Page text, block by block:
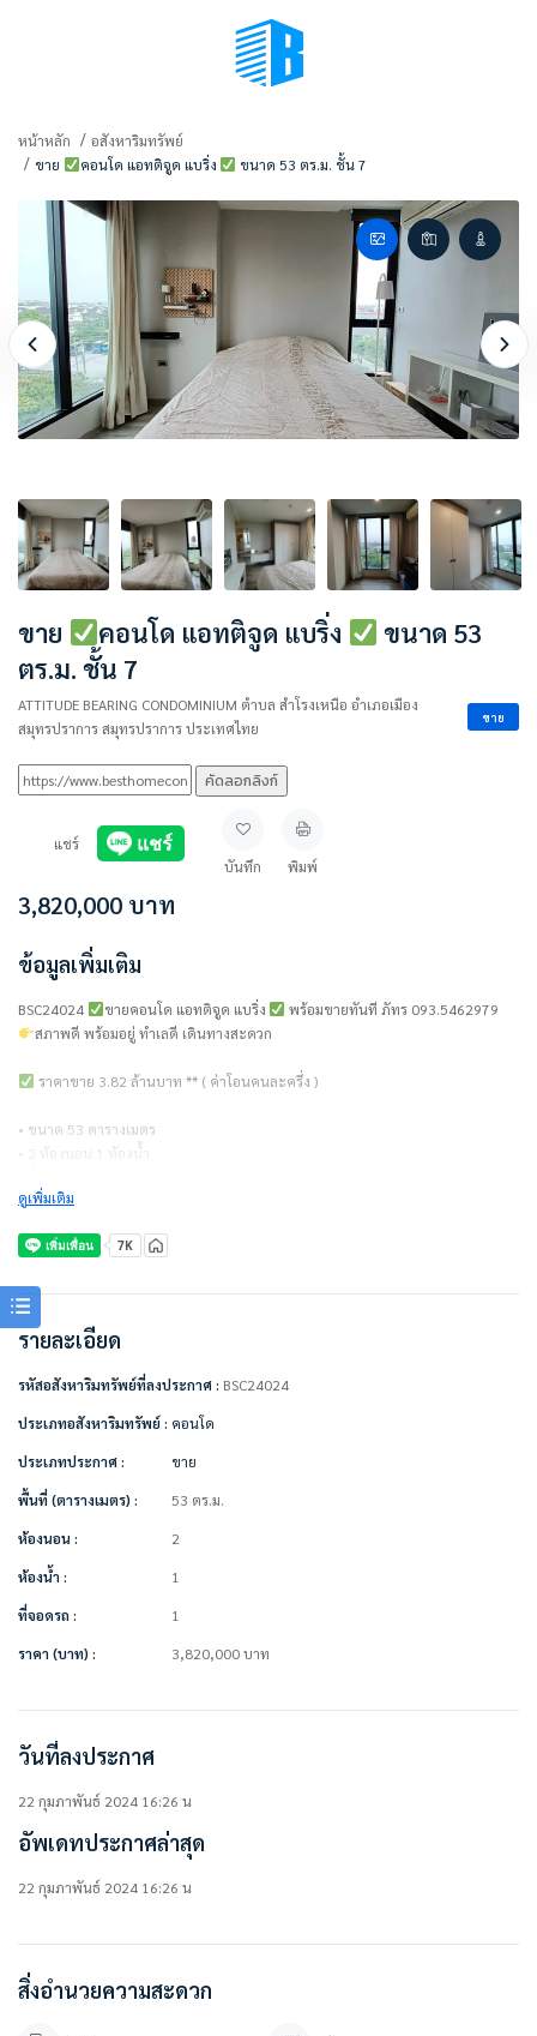
(เลือกมุมมอง)
หน้าหลัก
อสังหาริมทรัพย์
ขาย
คอนโด แอทติจูด แบริ่ง ขนาด 53 ตร.ม. ชั้น 7
ขาย คอนโด แอทติจูด แบริ่ง
ขนาด 53
ตร.ม. ชั้น 7
ATTITUDE BEARING CONDOMINIUM ตำบล สำโรงเหนือ อำเภอเมือง
สมุทรปราการ สมุทรปราการ ประเทศไทย
ขาย
คัดลอกลิงก์
แชร์
บันทึก
พิมพ์
3,820,000 บาท
ข้อมูลเพิ่มเติม
BSC24024 ขายคอนโด แอทติจูด แบริ่ง
พร้อมขายทันที ภัทร 093.5462979
สภาพดี พร้อมอยู่ ทำเลดี เดินทางสะดวก
ราคาขาย 3.82 ล้านบาท ** ( ค่าโอนคนละครึ่ง )
• ขนาด 53 ตารางเมตร
• 2 ห้องนอน 1 ห้องน้ำ
• ค่าส่วนกลาง 40 บาท/ตร.ม.
แถมเครื่องใช้ไฟฟ้า/ตกแต่งเฟอร์นิเจอร์
• ทีวี
• ตู้เย็น
• ไมโครเวฟ
• เตียง + ที่นอน
• ตู้เสื้อผ้า
• โซฟา
• โต๊ะเครื่องแป้ง
• โต๊ะทานข้าว + เก้าอี้
• เคาน์เตอร์ครัว
สิ่งอำนวยความสะดวกในโครงการ
• Co-working Space Lobby
• สระว่ายน้ำระบบเกลือ
• สวนพักผ่อน
• Digital Door Lock
• Shuttle service
• Access Card Control
===============
ดูเพิ่มเติม
รายละเอียด
รหัสอสังหาริมทรัพย์ที่ลงประกาศ : BSC24024
ประเภทอสังหาริมทรัพย์ : คอนโด
ประเภทประกาศ :
ขาย
พื้นที่ (ตารางเมตร) :
53 ตร.ม.
ห้องนอน :
2
ห้องน้ำ :
1
ที่จอดรถ :
1
ราคา (บาท) :
3,820,000บาท
วันที่ลงประกาศ
22 กุมภาพันธ์ 2024 16:26 น
อัพเดทประกาศล่าสุด
22 กุมภาพันธ์ 2024 16:26 น
สิ่งอำนวยความสะดวก